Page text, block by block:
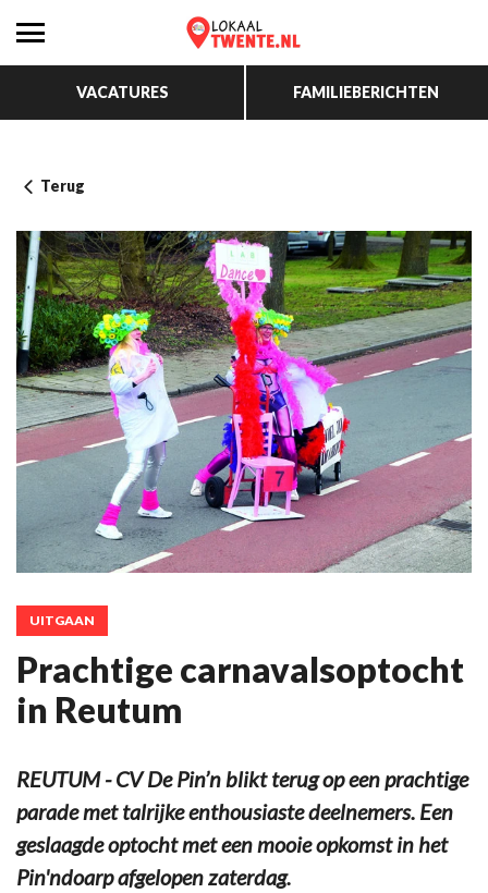
VACATURES FAMILIEBERICHTEN
Terug
UITGAAN
Prachtige carnavalsoptocht
in Reutum
REUTUM - CV De Pin’n blikt terug op een prachtige
parade met talrijke enthousiaste deelnemers. Een
geslaagde optocht met een mooie opkomst in het
Pin'ndoarp afgelopen zaterdag.